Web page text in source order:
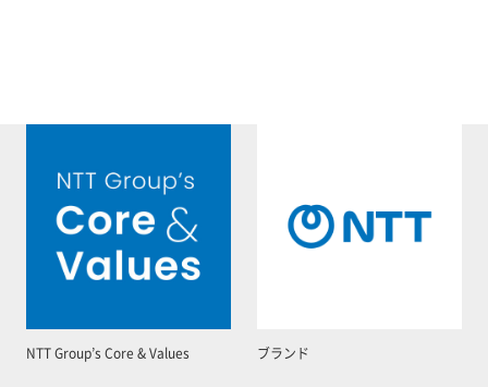
NTT Group’s Core & Values ブランド